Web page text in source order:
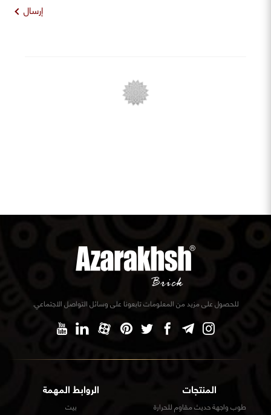
إرسال
المنتجات
طوب واجهة حديث مقاوم للحرارة
الروابط المهمة
بيت
للحصول على مزيد من المعلومات تابعونا على وسائل التواصل الاجتماعي.